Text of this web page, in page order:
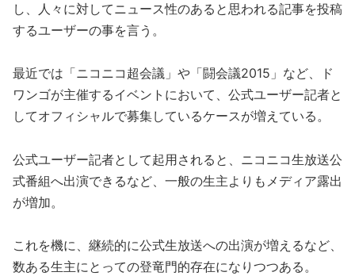
し、人々に対してニュース性のあると思われる記事を投稿
するユーザーの事を言う。
最近では「ニコニコ超会議」や「闘会議2015」など、ド
ワンゴが主催するイベントにおいて、公式ユーザー記者と
してオフィシャルで募集しているケースが増えている。
公式ユーザー記者として起用されると、ニコニコ生放送公
式番組へ出演できるなど、一般の生主よりもメディア露出
が増加。
これを機に、継続的に公式生放送への出演が増えるなど、
数ある生主にとっての登竜門的存在になりつつある。